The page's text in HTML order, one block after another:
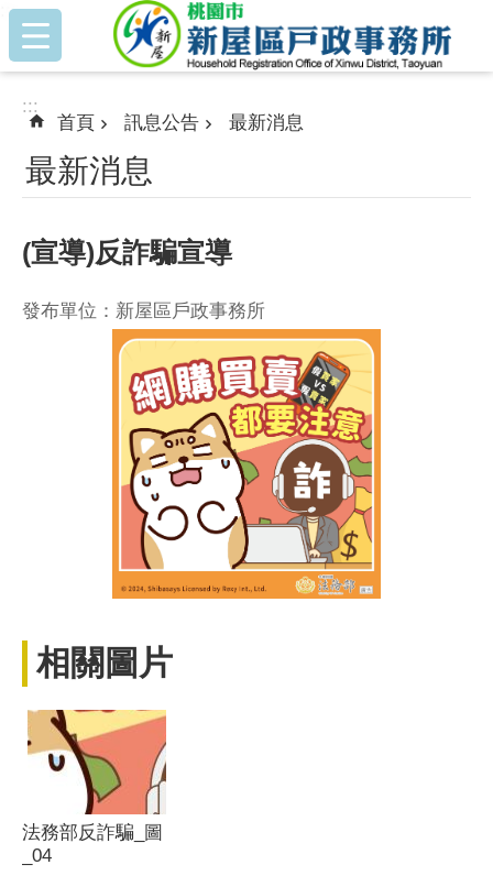
跳到主要內容區塊
:::
:::
首頁 訊息公告 最新消息
最新消息
(宣導)反詐騙宣導
發布單位：新屋區戶政事務所
相關圖片
法務部反詐騙_圖
_04